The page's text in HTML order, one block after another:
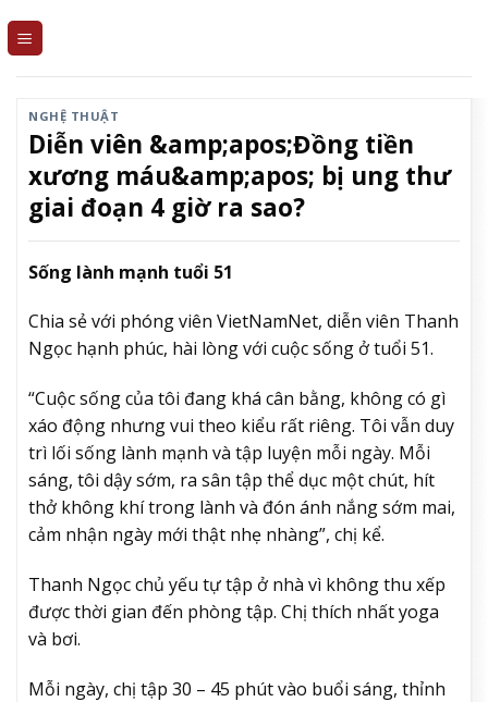
NGHỆ THUẬT
Diễn viên &amp;apos;Đồng tiền
xương máu&amp;apos; bị ung thư
giai đoạn 4 giờ ra sao?
Sống lành mạnh tuổi 51
Chia sẻ với phóng viên VietNamNet, diễn viên Thanh
Ngọc hạnh phúc, hài lòng với cuộc sống ở tuổi 51.
“Cuộc sống của tôi đang khá cân bằng, không có gì
xáo động nhưng vui theo kiểu rất riêng. Tôi vẫn duy
trì lối sống lành mạnh và tập luyện mỗi ngày. Mỗi
sáng, tôi dậy sớm, ra sân tập thể dục một chút, hít
thở không khí trong lành và đón ánh nắng sớm mai,
cảm nhận ngày mới thật nhẹ nhàng”, chị kể.
Thanh Ngọc chủ yếu tự tập ở nhà vì không thu xếp
được thời gian đến phòng tập. Chị thích nhất yoga
và bơi.
Mỗi ngày, chị tập 30 – 45 phút vào buổi sáng, thỉnh